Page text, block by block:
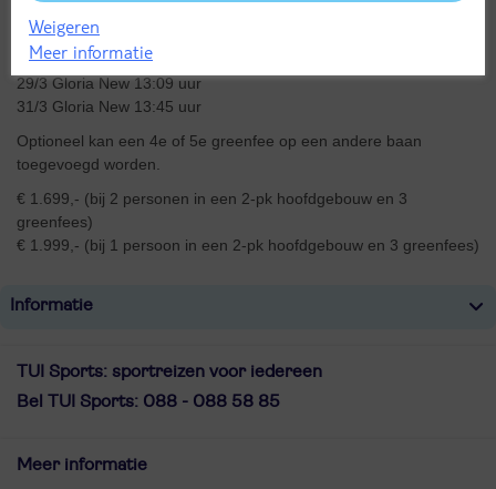
26/3 Gloria Old 13:54 uur
28/3 Gloria Old 13:27 uur
29/3 Gloria New 13:09 uur
31/3 Gloria New 13:45 uur
Optioneel kan een 4e of 5e greenfee op een andere baan
toegevoegd worden.
€ 1.699,- (bij 2 personen in een 2-pk hoofdgebouw en 3
greenfees)
€ 1.999,- (bij 1 persoon in een 2-pk hoofdgebouw en 3 greenfees)
Informatie
TUI Sports: sportreizen voor iedereen
Bel TUI Sports: 088 - 088 58 85
Meer informatie
Weigeren
Meer informatie